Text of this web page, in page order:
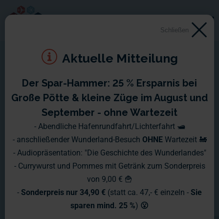
Area 51
Die Existenz der Area 51, ein
Sperrgebiet im
Luftwaffenübungsgelände Nellis im
südlichen Nevada, wurde von der US-
Regierung lange geleugnet. Der
Schließen
Aktuelle Mitteilung
Der Spar-Hammer: 25 % Ersparnis bei
Große Pötte & kleine Züge im August und
September - ohne Wartezeit
- Abendliche Hafenrundfahrt/Lichterfahrt 🛥️
- anschließender Wunderland-Besuch OHNE Wartezeit 🚂
- Audiopräsentation: "Die Geschichte des Wunderlandes"
- Currywurst und Pommes mit Getränk zum Sonderpreis
von 9,00 € 🍟
- Sonderpreis nur 34,90 € (statt ca. 47,- € einzeln - Sie
sparen mind. 25 %) 😮